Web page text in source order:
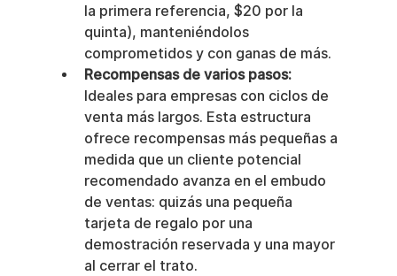
la primera referencia, $20 por la
quinta), manteniéndolos
comprometidos y con ganas de más.
Recompensas de varios pasos:
Ideales para empresas con ciclos de
venta más largos. Esta estructura
ofrece recompensas más pequeñas a
medida que un cliente potencial
recomendado avanza en el embudo
de ventas: quizás una pequeña
tarjeta de regalo por una
demostración reservada y una mayor
al cerrar el trato.